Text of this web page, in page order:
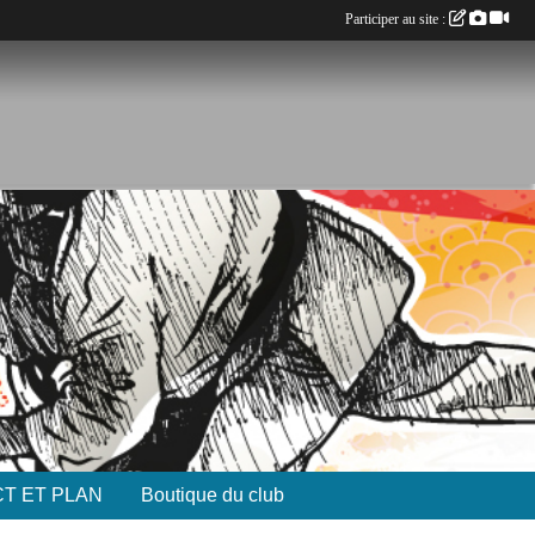
ET PLAN Boutique du club
Participer au site :